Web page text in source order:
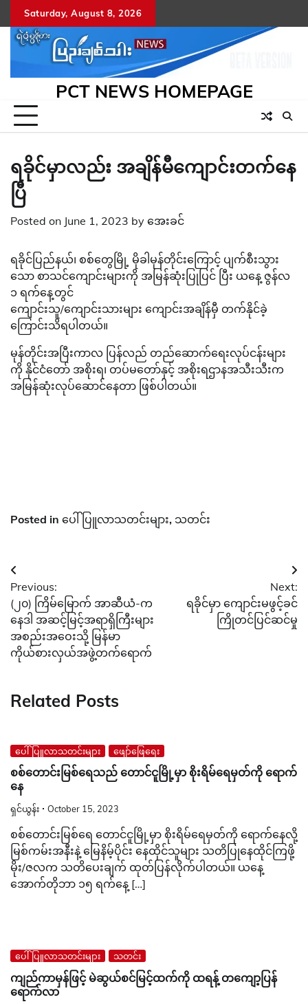
to
content
Saturday, August 8, 2026
PCT NEWS HOMEPAGE
ရခိုင်မှာလည်း အချိန်မီကျောင်းတက်နေ
ပြီ
Posted on June 1, 2023 by အေးခင်
ရခိုင်ပြည်နယ်၊ စစ်တွေမြို့ မိုခါမုန်တိုင်းကြောင့် ပျက်စီးသွား
သော စာသင်ကျောင်းများကို အမြန်ဆုံးပြုပြင် ပြီး ယနေ့ ဇွန်လ
၁ ရက်နေ့တွင်
ကျောင်းသူ/ကျောင်းသားများ ကျောင်းအချိန်မှီ တက်နိုင်ခဲ့
ကြောင်းသိရပါတယ်။
မုန်တိုင်းအပြီးကာလ ပြန်လည် တည်ဆောက်ရေးလုပ်ငန်းများ
ကို နိုင်ငံတော် အစိုးရ၊ တပ်မတော်နှင့် အစိုးရဌာနအသီးသီးက
အမြန်ဆုံးလုပ်ဆောင်နေတာ ဖြစ်ပါတယ်။
Posted in ပေါ်ပြူလာသတင်းများ, သတင်း
Post
navigation
Previous:
(၂၀) ကြိမ်မြောက် အာဆီယံ-က
နေဒါ အဆင့်မြင့်အရာရှိကြီးများ
အစည်းအဝေးသို့ မြန်မာ
ကိုယ်စားလှယ်အဖွဲ့တက်ရောက်
Next:
ရခိုင်မှာ ကျောင်းမဖွင့်ခင်
ကြိုတင်ပြင်ဆင်မှု
Related Posts
ပေါ်ပြူလာသတင်းများ ဖျော်ဖြေရေး
စစ်တောင်းမြစ်ရေသည် တောင်ငူမြို့မှာ စိုးရိမ်ရေမှတ်ကို ရောက်
နေ
ရှင်ယွန်း October 15, 2023
စစ်တောင်းမြစ်ရေ တောင်ငူမြို့မှာ စိုးရိမ်ရေမှတ်ကို ရောက်နေလို့
မြစ်ကမ်းအနီးနဲ့ မြေနိမ့်ပိုင်း နေထိုင်သူများ သတိပြုနေထိုင်ကြဖို့
မိုး/ဇလက သတိပေးချက် ထုတ်ပြန်လိုက်ပါတယ်။ ယနေ့
အောက်တိုဘာ ၁၅ ရက်နေ့ […]
ပေါ်ပြူလာသတင်းများ သတင်း
ကျည်ကာမှန်ဖြင့် မဲဆွယ်စင်မြင့်ထက်ကို ထရန့် တကျော့ပြန်
ရောက်လာ